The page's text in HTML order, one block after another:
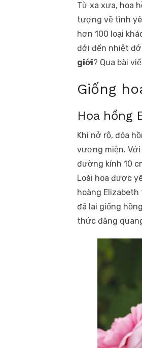
Từ xa xưa, hoa
tượng về tình
hơn 100 loại
đới đến nhiệt
giới? Qua bài
Giống
Hoa hồng
Khi nở rộ, đóa
vương miện.
đường kính 10
Loài hoa được
hoàng
đã lai giống
thức đăng